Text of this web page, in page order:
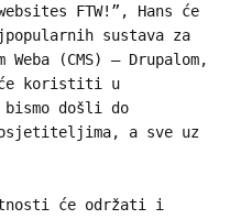
FTW!”, Hans će
sustava za
(CMS) – Drupalom,
koristiti u
bismo došli do
a sve uz
će održati i